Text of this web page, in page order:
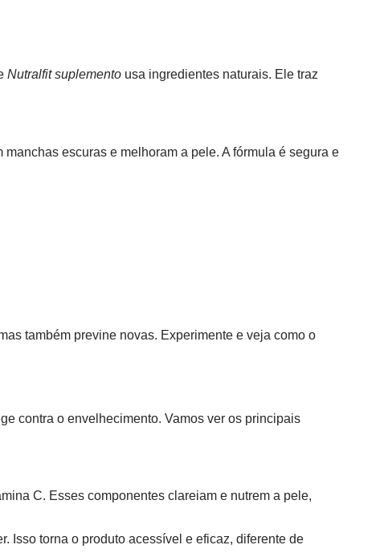
Nutralfit suplemento usa ingredientes naturais. Ele traz
escuras e melhoram a pele. A fórmula é segura e
também previne novas. Experimente e veja como o
contra o envelhecimento. Vamos ver os principais
C. Esses componentes clareiam e nutrem a pele,
Isso torna o produto acessível e eficaz, diferente de